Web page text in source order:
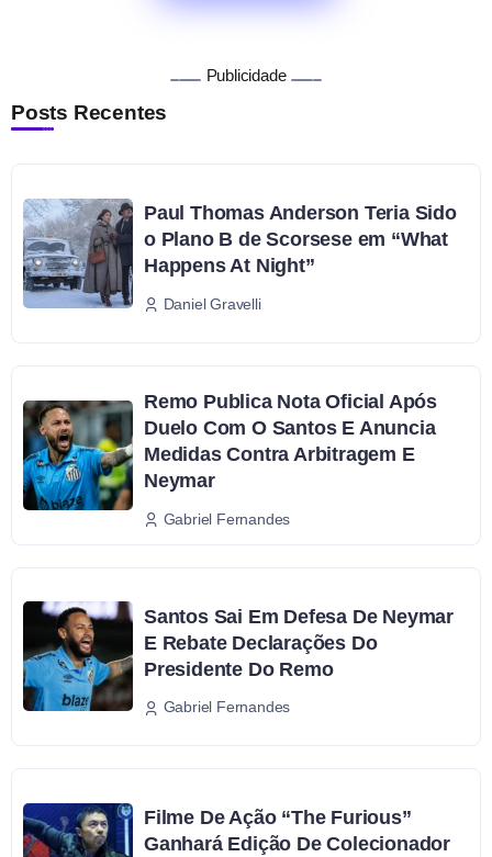
Publicidade
Posts Recentes
Paul Thomas Anderson Teria Sido
o Plano B de Scorsese em “What
Happens At Night”
Daniel Gravelli
Remo Publica Nota Oficial Após
Duelo Com O Santos E Anuncia
Medidas Contra Arbitragem E
Neymar
Gabriel Fernandes
Santos Sai Em Defesa De Neymar
E Rebate Declarações Do
Presidente Do Remo
Gabriel Fernandes
Filme De Ação “The Furious”
Ganhará Edição De Colecionador